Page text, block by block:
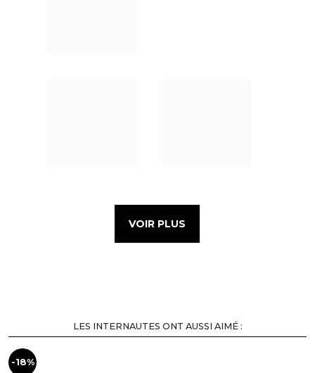
VOIR PLUS
LES INTERNAUTES ONT AUSSI AIMÉ :
-18%